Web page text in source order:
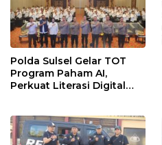
Polda Sulsel Gelar TOT
Program Paham AI,
Perkuat Literasi Digital